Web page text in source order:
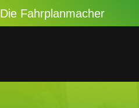
Die Fahrplanmacher